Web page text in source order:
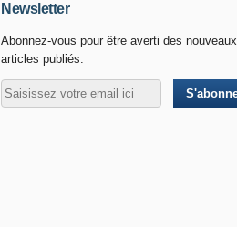
Newsletter
Abonnez-vous pour être averti des nouveaux
articles publiés.